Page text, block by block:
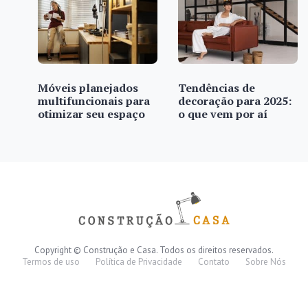
Móveis planejados
multifuncionais para
otimizar seu espaço
Tendências de
decoração para 2025:
o que vem por aí
Copyright © Construção e Casa. Todos os direitos reservados.
Termos de uso
Política de Privacidade Contato Sobre Nós